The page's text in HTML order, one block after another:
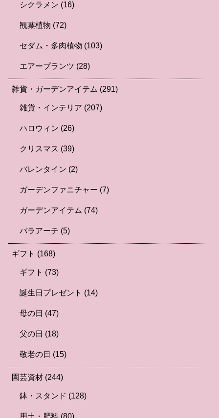
シクラメン (16)
観葉植物 (72)
セダム・多肉植物 (103)
エアープランツ (28)
雑貨・ガーデンアイテム (291)
雑貨・インテリア (207)
ハロウィン (26)
クリスマス (39)
バレンタイン (2)
ガーデンファニチャー (7)
ガーデンアイテム (74)
バラアーチ (5)
ギフト (168)
ギフト (73)
誕生日プレゼント (14)
母の日 (47)
父の日 (18)
敬老の日 (15)
園芸資材 (244)
鉢・スタンド (128)